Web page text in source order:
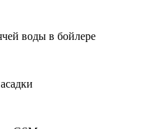
воды в бойлере